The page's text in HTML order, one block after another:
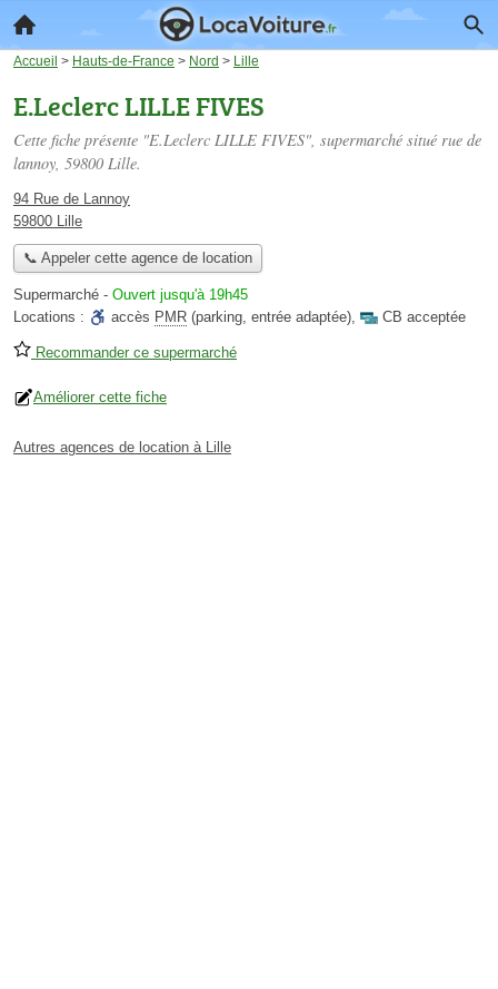
Accueil > Hauts-de-France > Nord > Lille
E.Leclerc LILLE FIVES
Cette fiche présente "E.Leclerc LILLE FIVES", supermarché situé rue de
lannoy, 59800 Lille.
94 Rue de Lannoy
59800 Lille
📞 Appeler cette agence de location
Supermarché - Ouvert jusqu'à 19h45
Locations :
accès PMR (parking, entrée adaptée), CB acceptée
Recommander ce supermarché
Améliorer cette fiche
Autres agences de location à Lille